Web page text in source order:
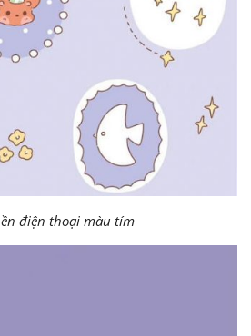
điện thoại màu tím